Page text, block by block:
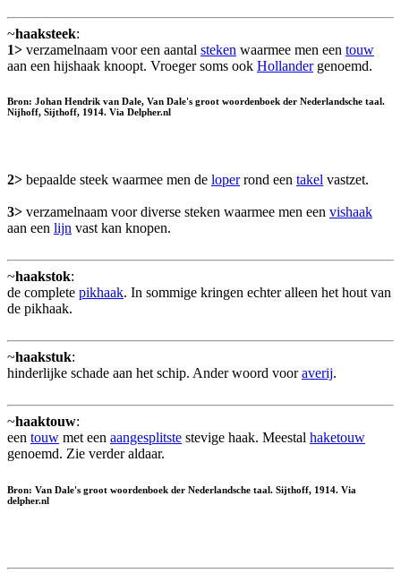
~haaksteek:
1> verzamelnaam voor een aantal steken waarmee men een touw
aan een hijshaak knoopt. Vroeger soms ook Hollandergenoemd.
Bron: Johan Hendrik van Dale, Van Dale's groot woordenboek der Nederlandsche taal.
Nijhoff, Sijthoff, 1914. Via Delpher.nl
2> bepaalde steek waarmee men de loperrond een takel vastzet.
3> verzamelnaam voor diverse steken waarmee men een vishaak
aan een lijn vast kan knopen.
~haakstok:
de complete pikhaak. In sommige kringen echter alleen het hout van
de pikhaak.
~haakstuk:
hinderlijke schade aan het schip. Ander woord vooraverij.
~haaktouw:
een touw met een aangesplitste stevige haak. Meestal haketouw
genoemd. Zie verder aldaar.
Bron: Van Dale's groot woordenboek der Nederlandsche taal. Sijthoff, 1914. Via
delpher.nl